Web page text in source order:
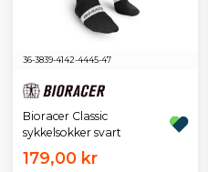
36-3839-4142-4445-47
Bioracer Classic
sykkelsokker svart
179,00 kr